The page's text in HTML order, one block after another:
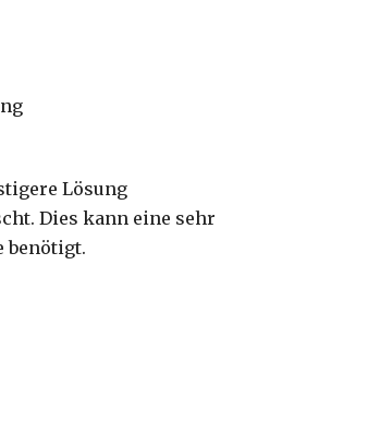
Lösung
Dies kann eine sehr
benötigt.